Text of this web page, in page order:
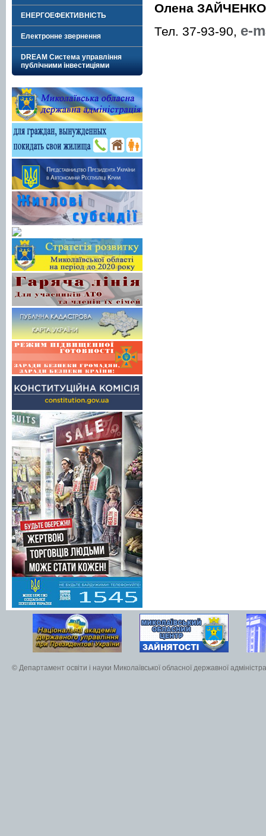
ЕНЕРГОЕФЕКТИВНІСТЬ
Електронне звернення
DREAM Система управління
публічними інвестиціями
Олена ЗАЙЧЕНКО
Тел. 37-93-90, e-
© Департамент освіти і науки Миколаївської обласної державної